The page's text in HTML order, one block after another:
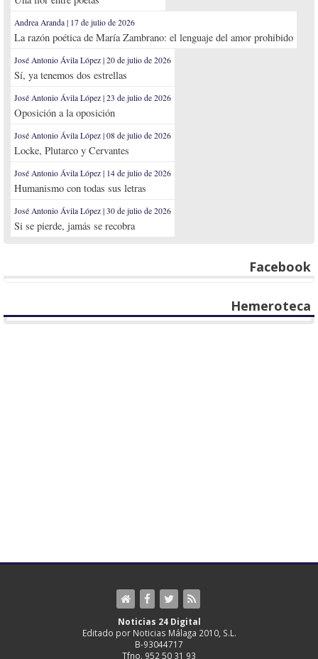
Andrea Aranda | 17 de julio de 2026
La razón poética de María Zambrano: el lenguaje del amor prohibido
José Antonio Ávila López | 20 de julio de 2026
Sí, ya tenemos dos estrellas
José Antonio Ávila López | 23 de julio de 2026
Oposición a la oposición
José Antonio Ávila López | 08 de julio de 2026
Locke, Plutarco y Cervantes
José Antonio Ávila López | 14 de julio de 2026
Humanismo con todas sus letras
José Antonio Ávila López | 30 de julio de 2026
Si se pierde, jamás se recobra
Facebook
Hemeroteca
Noticias 24 Digital
Editado por Noticias Málaga 2010, S.L.
B-93044717
Tfno. 952 50 31 93